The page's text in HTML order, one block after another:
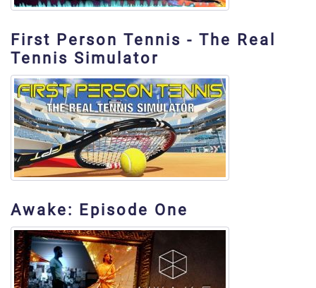
First Person Tennis - The Real
Tennis Simulator
Awake: Episode One